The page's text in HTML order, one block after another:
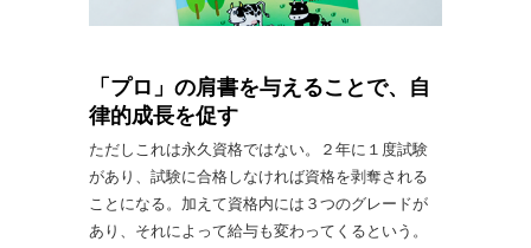
「プロ」の肩書を与えることで、自
律的成長を促す
ただしこれは永久資格ではない。２年に１度試験
があり、試験に合格しなければ資格を剥奪される
ことになる。加えて資格内には３つのグレードが
あり、それによって給与も変わってくるという。